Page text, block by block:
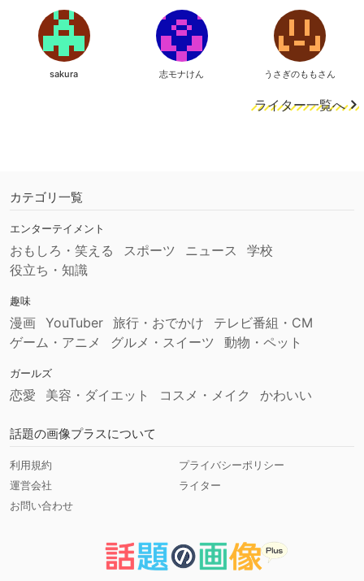
sakura 志モナけん うさぎのももさん
ライター一覧へ
カテゴリ一覧
エンターテイメント
おもしろ・笑える スポーツ ニュース
学校
役立ち・知識
趣味
漫画 YouTuber 旅行・おでかけ
テレビ番組・CM
ゲーム・アニメ
グルメ・スイーツ 動物・ペット
ガールズ
恋愛 美容・ダイエット コスメ・メイク かわいい
話題の画像プラスについて
利用規約
プライバシーポリシー
運営会社
ライター
お問い合わせ